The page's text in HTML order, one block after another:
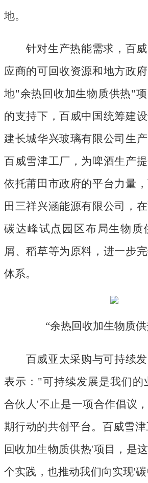
地。
针对生产热能需求，百
应商的可回收资源和地方政
地"余热回收加生物质供热"
的支持下，百威中国统筹建
建长城华兴玻璃有限公司生
百威雪津工厂，为啤酒生产
依托莆田市政府的平台力量
田三祥兴涵能源有限公司，
碳达峰试点园区布局生物质
屑、稻草等为原料，进一步
体系。
“余热回收加生物质
百威亚太采购与可持续
表示： "可持续发展是我们的
合伙人'不止是一项合作倡议
期行动的共创平台。百威雪
回收加生物质供热'项目，是
个实践，也推动我们向实现'